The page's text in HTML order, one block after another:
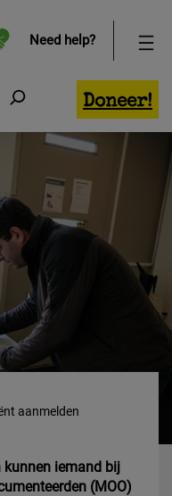
Doneer!
Need help?
aanmelden
iemand bij
(MOO)